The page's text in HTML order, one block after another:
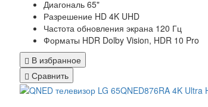
Диагональ 65"
Разрешение HD 4K UHD
Частота обновления экрана 120 Гц
Форматы HDR Dolby Vision, HDR 10 Pro
В избранное
Сравнить